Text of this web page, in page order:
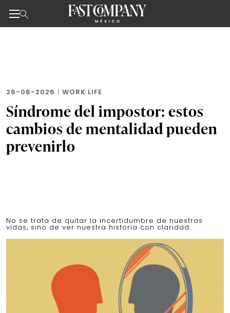
26-06-2026 | WORK LIFE
Síndrome del impostor: estos
cambios de mentalidad pueden
prevenirlo
No se trata de quitar la incertidumbre de nuestras
vidas, sino de ver nuestra historia con claridad.